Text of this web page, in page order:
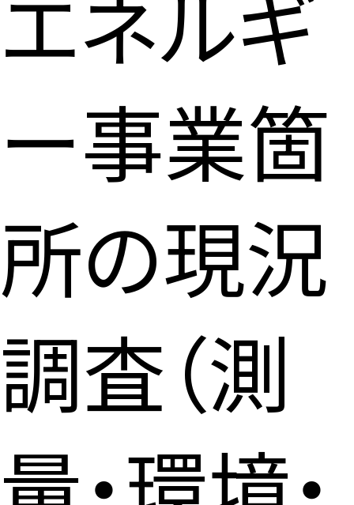
ー事業箇
所の現況
調査（測